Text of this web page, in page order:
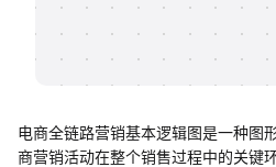
电商全链路营销基本逻辑图是一种图
商营销活动在整个销售过程中的关键